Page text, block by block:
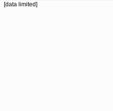
[data limited]